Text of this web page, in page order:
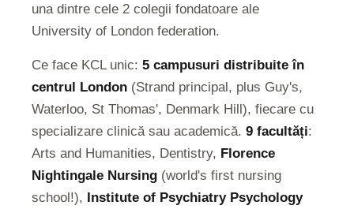
una dintre cele 2 colegii fondatoare ale
University of London federation.
Ce face KCL unic: 5 campusuri distribuite în
centrul London (Strand principal, plus Guy's,
Waterloo, St Thomas', Denmark Hill), fiecare cu
specializare clinică sau academică. 9 facultăți:
Arts and Humanities, Dentistry, Florence
Nightingale Nursing (world's first nursing
school!), Institute of Psychiatry Psychology